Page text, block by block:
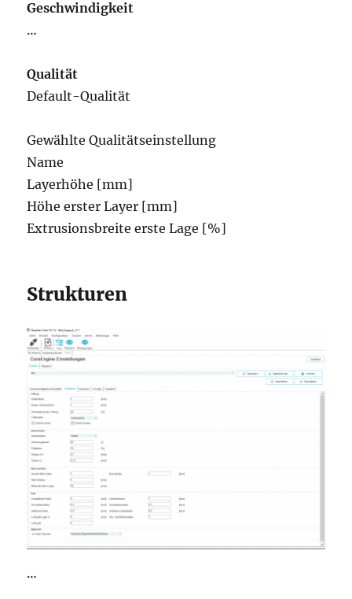
Geschwindigkeit
…
Qualität
Default-Qualität
Gewählte Qualitätseinstellung
Name
Layerhöhe [mm]
Höhe erster Layer [mm]
Extrusionsbreite erste Lage [%]
Strukturen
…